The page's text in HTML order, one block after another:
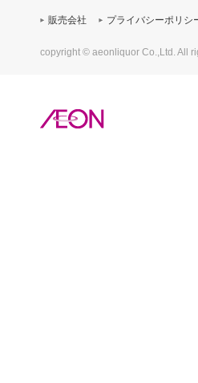
販売会社 プライバシーポリシ
copyright © aeonliquor Co.,Ltd. All